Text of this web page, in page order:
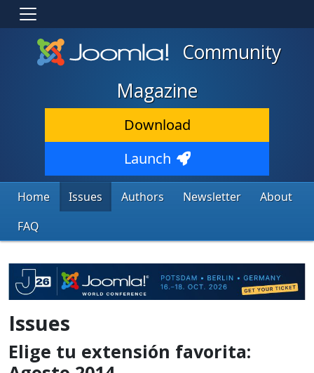
Community
Magazine
Download
Launch
Home Issues Authors Newsletter
About
FAQ
Issues
Elige tu extensión favorita: